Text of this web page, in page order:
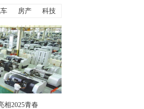
房产 科技
相2025青春